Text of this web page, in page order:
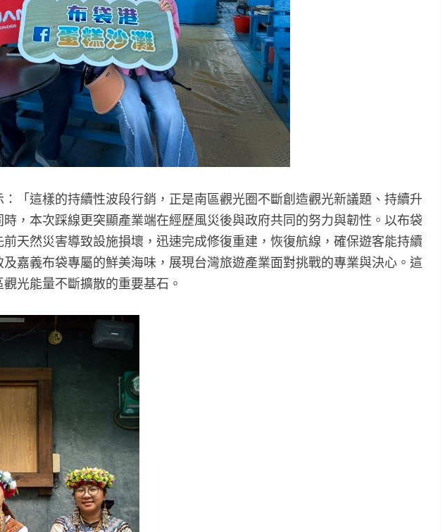
「這樣的持續性波段行銷，正是南區觀光圈不斷創造觀光新議題、持續升
，本次踩線更突顯產業端在經歷風災後與政府共同的努力與韌性。以布袋
天然災害導致設施損壞，迅速完成修復重建，恢復航線，確保遊客能持續
嘉義布袋專屬的鮮美海味，展現台灣旅遊產業面對挑戰的專業與決心。這
光能量不斷擴散的重要基石。